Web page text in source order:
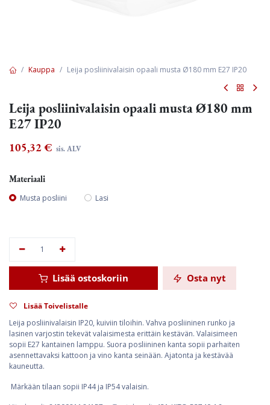
Kauppa Leija posliinivalaisin opaali musta Ø180 mm E27 IP20
Leija posliinivalaisin opaali musta Ø180 mm
E27 IP20
105,32€ sis. ALV
Materiaali
Musta posliini Lasi
Lisää ostoskoriin Osta nyt
Lisää Toivelistalle
Leija posliinivalaisin IP20, kuiviin tiloihin. Vahva posliininen runko ja
lasinen varjostin tekevät valaisimesta erittäin kestävän. Valaisimeen
sopii E27 kantainen lamppu. Suora posliininen kanta sopii parhaiten
asennettavaksi kattoon ja vino kanta seinään. Ajatonta ja kestävää
kauneutta.
Märkään tilaan sopii IP44 ja IP54 valaisin.